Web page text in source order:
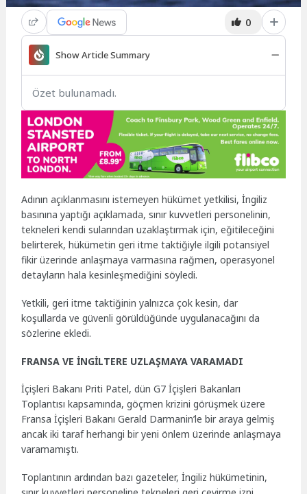
0
Show Article Summary
Özet bulunamadı.
Adının açıklanmasını istemeyen hükümet yetkilisi, İngiliz
basınına yaptığı açıklamada, sınır kuvvetleri personelinin,
tekneleri kendi sularından uzaklaştırmak için, eğitileceğini
belirterek, hükümetin geri itme taktiğiyle ilgili potansiyel
fikir üzerinde anlaşmaya varmasına rağmen, operasyonel
detayların hala kesinleşmediğini söyledi.
Yetkili, geri itme taktiğinin yalnızca çok kesin, dar
koşullarda ve güvenli görüldüğünde uygulanacağını da
sözlerine ekledi.
FRANSA VE İNGİLTERE UZLAŞMAYA VARAMADI
İçişleri Bakanı Priti Patel, dün G7 İçişleri Bakanları
Toplantısı kapsamında, göçmen krizini görüşmek üzere
Fransa İçişleri Bakanı Gerald Darmanin’le bir araya gelmiş
ancak iki taraf herhangi bir yeni önlem üzerinde anlaşmaya
varamamıştı.
Toplantının ardından bazı gazeteler, İngiliz hükümetinin,